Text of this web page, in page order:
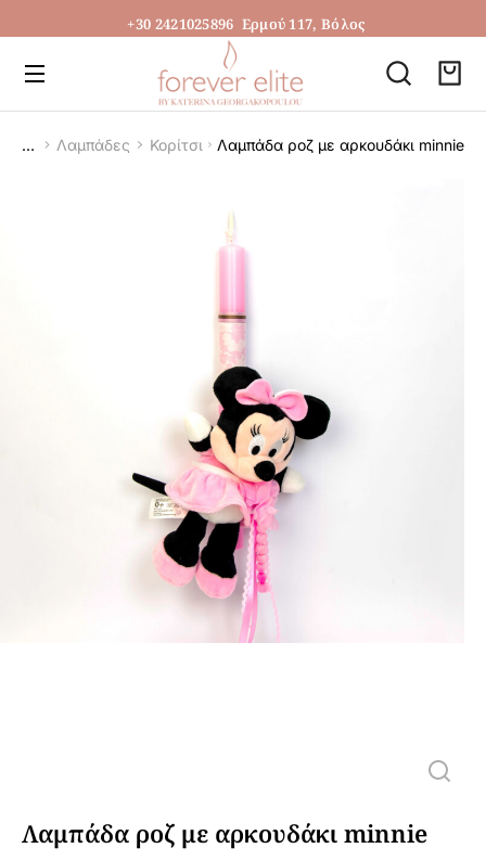
+30 2421025896 Ερμού 117, Βόλος
You are here:
Λαμπάδες Κορίτσι Λαμπάδα ροζ με αρκουδάκι minnie
Λαμπάδα ροζ με αρκουδάκι minnie